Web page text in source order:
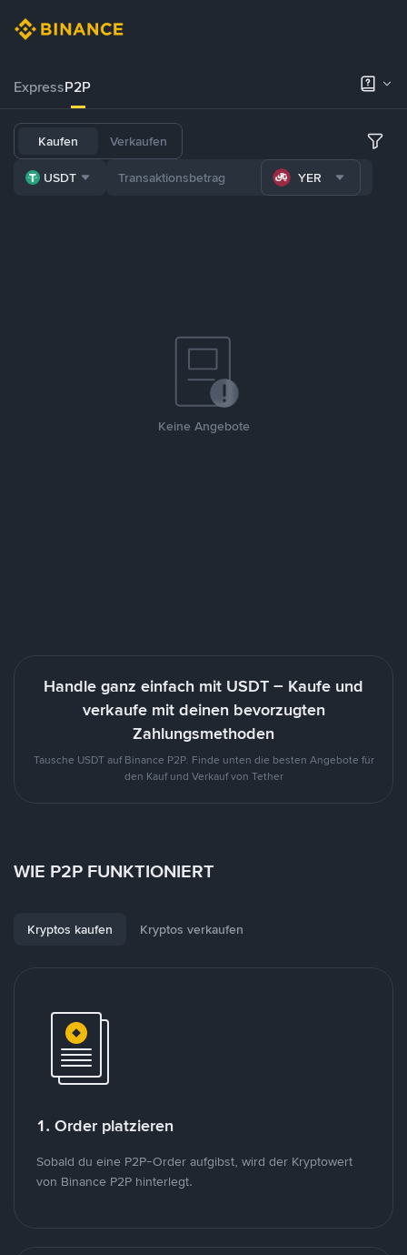
ExpressP2P
Kaufen Verkaufen
USDT YER
Keine Angebote
Handle ganz einfach mit USDT – Kaufe und
verkaufe mit deinen bevorzugten
Zahlungsmethoden
Tausche USDT auf Binance P2P. Finde unten die besten Angebote für
den Kauf und Verkauf von Tether
WIE P2P FUNKTIONIERT
Kryptos kaufen Kryptos verkaufen
1. Order platzieren
Sobald du eine P2P-Order aufgibst, wird der Kryptowert
von Binance P2P hinterlegt.